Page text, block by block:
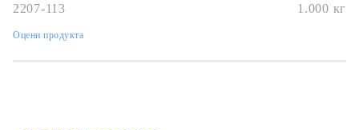
2207-113 1.000 кг
Оцени продукта